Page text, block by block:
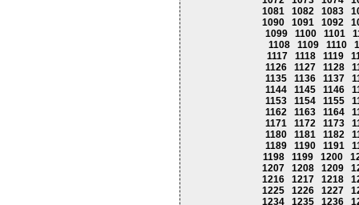
1081
1082 1083
1090
1091 1092
1099
1100 1101
1108
1109 1110
1117
1118 1119
1126
1127 1128
1135
1136 1137
1144
1145 1146
1153
1154 1155
1162
1163 1164
1171
1172 1173
1180
1181 1182
1189
1190 1191
1198
1199 1200
1207
1208 1209
1216
1217 1218
1225
1226 1227
1234
1235 1236